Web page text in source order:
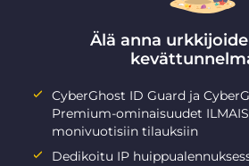
Älä anna
CyberGhost ID Guard ja
Premium-ominaisuudet
monivuotisiin tilauksiin
Dedikoitu IP